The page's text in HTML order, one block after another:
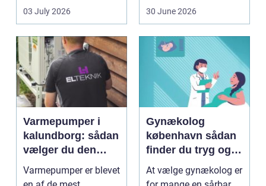
pakkes, o...
03 July 2026
hobbybaseret
30 June 2026
Varmepumper i
kalundborg: sådan
vælger du den
rigtige løsning
Varmepumper er blevet
Gynækolog
københavn sådan
finder du tryg og
professionel hjælp
At vælge gynækolog er